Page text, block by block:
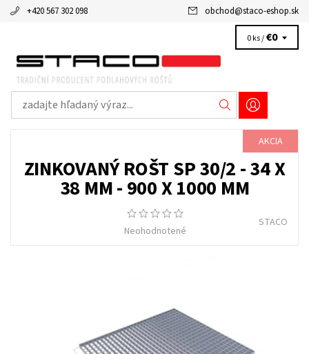
+420 567 302 098 obchod@staco-eshop.sk
0 ks /€0
AKCIA
ZINKOVANÝ ROŠT SP 30/2 - 34 X
38 MM - 900 X 1000 MM
Neohodnotené
STACO